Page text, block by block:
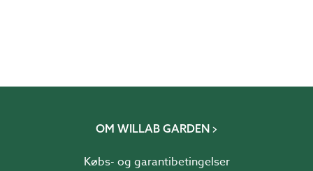
OM WILLAB GARDEN
Købs- og garantibetingelser